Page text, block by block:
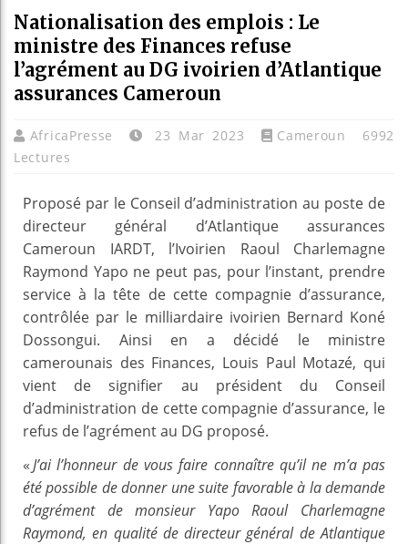
Nationalisation des emplois : Le
ministre des Finances refuse
l’agrément au DG ivoirien d’Atlantique
assurances Cameroun
AfricaPresse 23 Mar 2023 Cameroun
6992
Lectures
Proposé par le Conseil d’administration au poste de
directeur général d’Atlantique assurances
Cameroun IARDT, l’Ivoirien Raoul Charlemagne
Raymond Yapo ne peut pas, pour l’instant, prendre
service à la tête de cette compagnie d’assurance,
contrôlée par le milliardaire ivoirien Bernard Koné
Dossongui. Ainsi en a décidé le ministre
camerounais des Finances, Louis Paul Motazé, qui
vient de signifier au président du Conseil
d’administration de cette compagnie d’assurance, le
refus de l’agrément au DG proposé.
«J’ai l’honneur de vous faire connaître qu’il ne m’a pas
été possible de donner une suite favorable à la demande
d’agrément de monsieur Yapo Raoul Charlemagne
Raymond, en qualité de directeur général de Atlantique